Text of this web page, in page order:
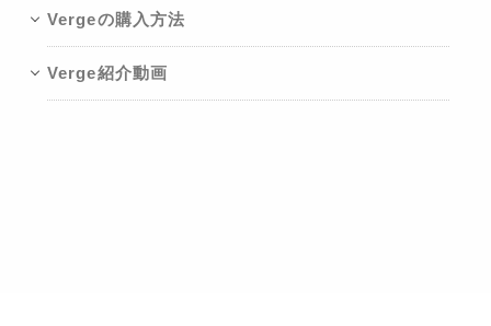
Vergeの購入方法
Verge紹介動画